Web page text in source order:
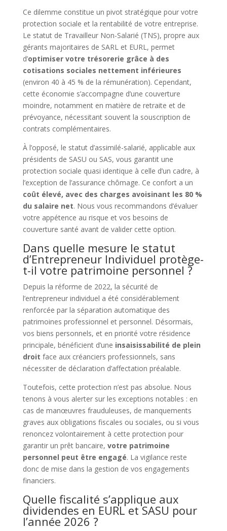
Ce dilemme constitue un pivot stratégique pour votre
protection sociale et la rentabilité de votre entreprise.
Le statut de Travailleur Non-Salarié (TNS), propre aux
gérants majoritaires de SARL et EURL, permet
d’optimiser votre trésorerie grâce à des
cotisations sociales nettement inférieures
(environ 40 à 45 % de la rémunération). Cependant,
cette économie s’accompagne d’une couverture
moindre, notamment en matière de retraite et de
prévoyance, nécessitant souvent la souscription de
contrats complémentaires.
À l’opposé, le statut d’assimilé-salarié, applicable aux
présidents de SASU ou SAS, vous garantit une
protection sociale quasi identique à celle d’un cadre, à
l’exception de l’assurance chômage. Ce confort a un
coût élevé, avec des charges avoisinant les 80 %
du salaire net. Nous vous recommandons d’évaluer
votre appétence au risque et vos besoins de
couverture santé avant de valider cette option.
Dans quelle mesure le statut
d’Entrepreneur Individuel protège-
t-il votre patrimoine personnel ?
Depuis la réforme de 2022, la sécurité de
l’entrepreneur individuel a été considérablement
renforcée par la séparation automatique des
patrimoines professionnel et personnel. Désormais,
vos biens personnels, et en priorité votre résidence
principale, bénéficient d’une insaisissabilité de plein
droit face aux créanciers professionnels, sans
nécessiter de déclaration d’affectation préalable.
Toutefois, cette protection n’est pas absolue. Nous
tenons à vous alerter sur les exceptions notables : en
cas de manœuvres frauduleuses, de manquements
graves aux obligations fiscales ou sociales, ou si vous
renoncez volontairement à cette protection pour
garantir un prêt bancaire, votre patrimoine
personnel peut être engagé. La vigilance reste
donc de mise dans la gestion de vos engagements
financiers.
Quelle fiscalité s’applique aux
dividendes en EURL et SASU pour
l’année 2026 ?